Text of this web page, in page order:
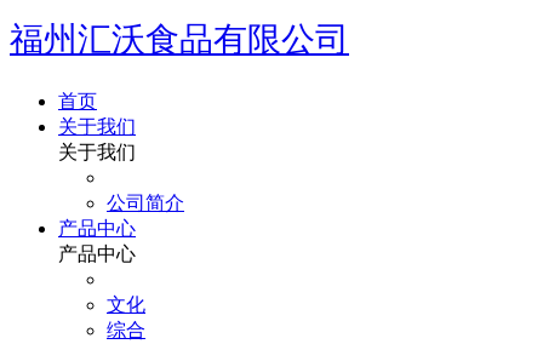
福州汇沃食品有限公司
首页
关于我们
关于我们
公司简介
产品中心
产品中心
文化
综合